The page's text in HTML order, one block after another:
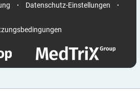
Datenschutz-Einstellungen